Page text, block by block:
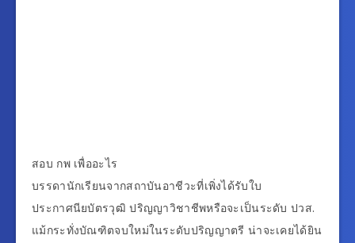
สอบ กพ เพื่ออะไร
บรรดานักเรียนจากสถาบันอาชีวะที่เพิ่งได้รับใบ
ประกาศนียบัตรวุฒิ ปริญญาวิชาชีพหรือจะเป็นระดับ ปวส.
แม้กระทั่งบัณฑิตจบใหม่ในระดับปริญญาตรี น่าจะเคยได้ยิน